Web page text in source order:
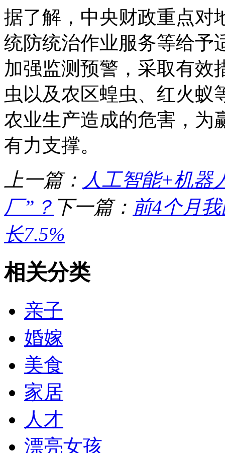
据了解，中央财政重点对
统防统治作业服务等给予
加强监测预警，采取有效
虫以及农区蝗虫、红火蚁
农业生产造成的危害，为
有力支撑。
上一篇： 人工智能+机器
厂”？ 下一篇： 前4个月
长7.5%
相关分类
亲子
婚嫁
美食
家居
人才
漂亮女孩